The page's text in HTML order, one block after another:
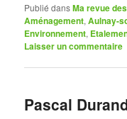
Publié dansMa revue
Aménagement,Aulnay-
Environnement,
Laisser un commentaire
Pascal